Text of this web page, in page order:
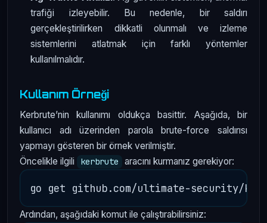
trafiği izleyebilir. Bu nedenle, bir saldırı
gerçekleştirilirken dikkatli olunmalı ve izleme
sistemlerini atlatmak için farklı yöntemler
kullanılmalıdır.
Kullanım Örneği
Kerbrute’nin kullanımı oldukça basittir. Aşağıda, bir
kullanıcı adı üzerinden parola brute-force saldırısı
yapmayı gösteren bir örnek verilmiştir.
Öncelikle ilgili
kerbrute aracını kurmanız gerekiyor:
Ardından, aşağıdaki komut ile çalıştırabilirsiniz: